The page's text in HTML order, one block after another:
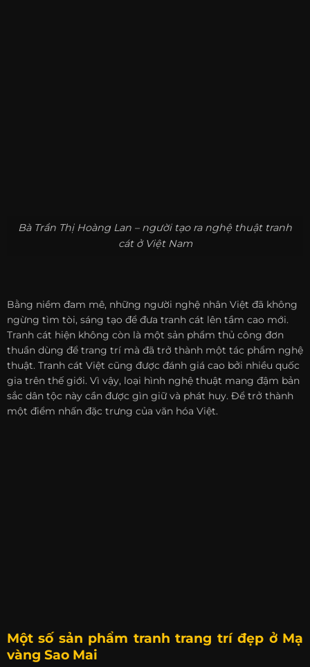
Bà Trần Thị Hoàng Lan – người tạo ra nghệ thuật tranh
cát ở Việt Nam
Bằng niềm đam mê, những người nghệ nhân Việt đã không
ngừng tìm tòi, sáng tạo để đưa tranh cát lên tầm cao mới.
Tranh cát hiện không còn là một sản phẩm thủ công đơn
thuần dùng để trang trí mà đã trở thành một tác phẩm nghệ
thuật. Tranh cát Việt cũng được đánh giá cao bởi nhiều quốc
gia trên thế giới. Vì vậy, loại hình nghệ thuật mang đậm bản
sắc dân tộc này cần được gìn giữ và phát huy. Để trở thành
một điểm nhấn đặc trưng của văn hóa Việt.
Một số sản phẩm tranh trang trí đẹp ở Mạ
vàng Sao Mai